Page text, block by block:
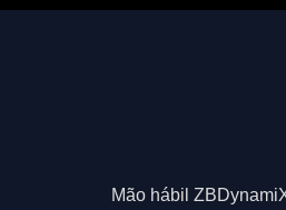
Mão hábil